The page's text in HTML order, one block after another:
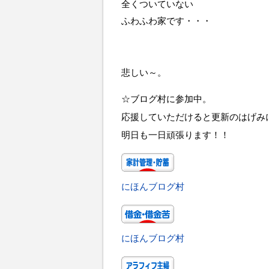
全くついていない
ふわふわ家です・・・
悲しい～。
☆ブログ村に参加中。
応援していただけると更新のはげみ
明日も一日頑張ります！！
にほんブログ村
にほんブログ村